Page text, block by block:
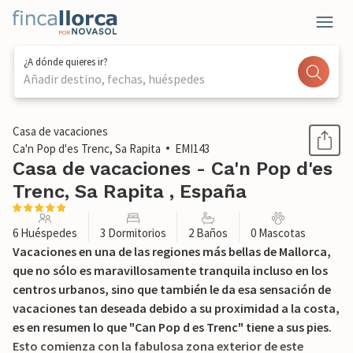
¿A dónde quieres ir?
Añadir destino, fechas, huéspedes
1 / 37
Casa de vacaciones
Ca'n Pop d'es Trenc, Sa Rapita
EMI143
Casa de vacaciones - Ca'n Pop d'es
Trenc, Sa Rapita , España
6 Huéspedes 3 Dormitorios 2 Baños 0 Mascotas
Vacaciones en una de las regiones más bellas de Mallorca,
que no sólo es maravillosamente tranquila incluso en los
centros urbanos, sino que también le da esa sensación de
vacaciones tan deseada debido a su proximidad a la costa,
es en resumen lo que "Can Pop d es Trenc" tiene a sus pies.
Esto comienza con la fabulosa zona exterior de este